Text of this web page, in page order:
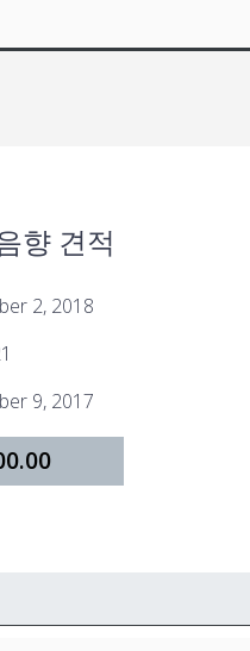
향 견적
2, 2018
9, 2017